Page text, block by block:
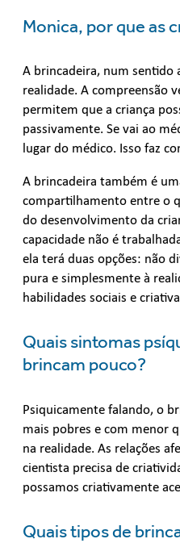
Monica, por que as
A brincadeira, num sentido
realidade. A compreensão
permitem que a criança
passivamente. Se vai ao
lugar do médico. Isso faz
A brincadeira também é
compartilhamento entre o
do desenvolvimento da
capacidade não é
ela terá duas opções: não
pura e simplesmente à
habilidades sociais e
Quais sintomas
brincam pouco?
Psiquicamente falando, o
mais pobres e com menor
na realidade. As relações
cientista precisa de
possamos criativamente
Quais tipos de